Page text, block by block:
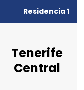
Residencia 1
Tenerife
Central